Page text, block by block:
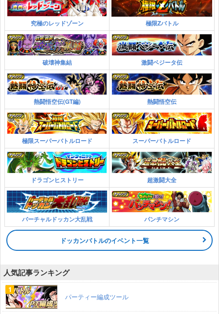
究極のレッドゾーン 極限Zバトル
破壊神集結 激闘ベジータ伝
熱闘悟空伝(GT編) 熱闘悟空伝
極限スーパーバトルロード スーパーバトルロード
ドラゴンヒストリー 超激闘大全
バーチャルドッカン大乱戦 パンチマシン
ドッカンバトルのイベント一覧
人気記事ランキング
パーティー編成ツール